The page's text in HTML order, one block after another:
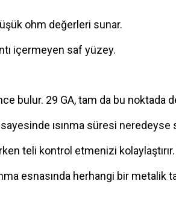
ohm değerleri sunar.
içermeyen saf yüzey.
bulur. 29 GA, tam da bu
ısınma süresi
teli kontrol etmenizi
esnasında herhangi bir metalik